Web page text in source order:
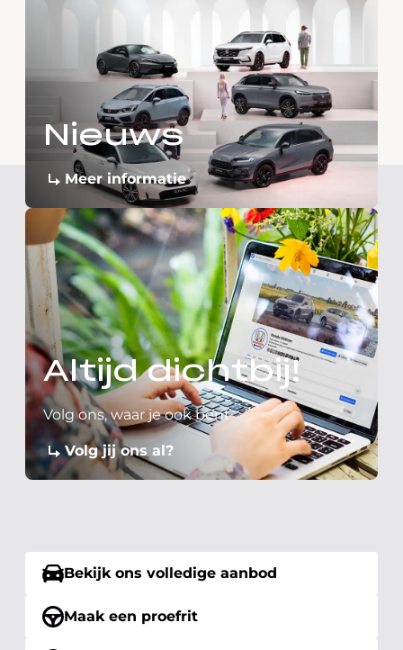
Nieuws
Meer informatie
Altijd dichtbij!
Volg ons, waar je ook bent
Volg jij ons al?
Bekijk ons volledige aanbod
Maak een proefrit